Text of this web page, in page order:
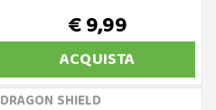
€ 9,99
ACQUISTA
DRAGON SHIELD